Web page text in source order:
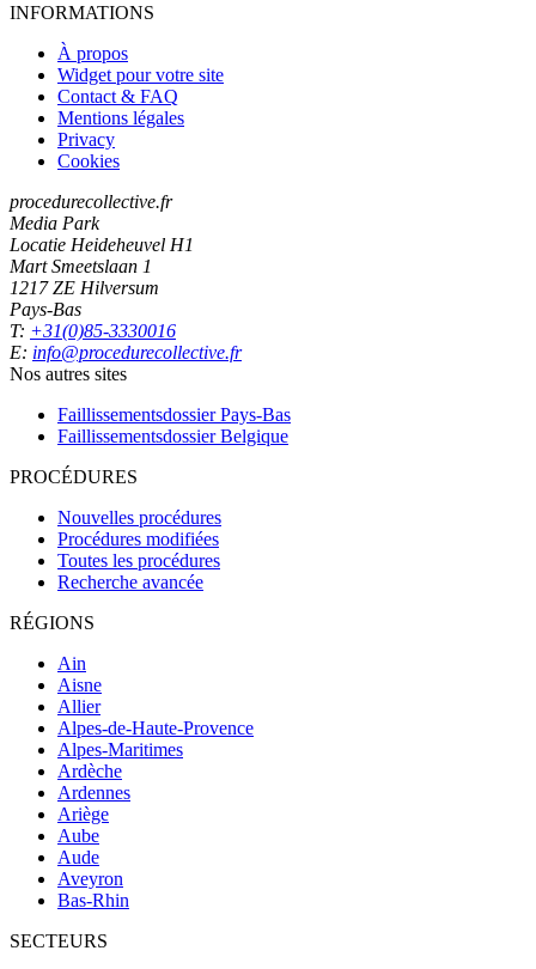
INFORMATIONS
À propos
Widget pour votre site
Contact & FAQ
Mentions légales
Privacy
Cookies
procedurecollective.fr
Media Park
Locatie Heideheuvel H1
Mart Smeetslaan 1
1217 ZE Hilversum
Pays-Bas
T: +31(0)85-3330016
E: info@procedurecollective.fr
Nos autres sites
Faillissementsdossier Pays-Bas
Faillissementsdossier Belgique
PROCÉDURES
Nouvelles procédures
Procédures modifiées
Toutes les procédures
Recherche avancée
RÉGIONS
Ain
Aisne
Allier
Alpes-de-Haute-Provence
Alpes-Maritimes
Ardèche
Ardennes
Ariège
Aube
Aude
Aveyron
Bas-Rhin
SECTEURS